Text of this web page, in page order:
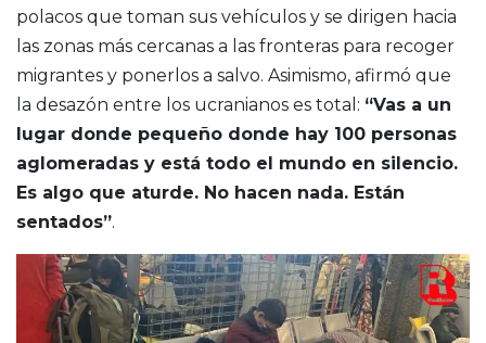
polacos que toman sus vehículos y se dirigen hacia
las zonas más cercanas a las fronteras para recoger
migrantes y ponerlos a salvo. Asimismo, afirmó que
la desazón entre los ucranianos es total: “Vas a un
lugar donde pequeño donde hay 100 personas
aglomeradas y está todo el mundo en silencio.
Es algo que aturde. No hacen nada. Están
sentados”.